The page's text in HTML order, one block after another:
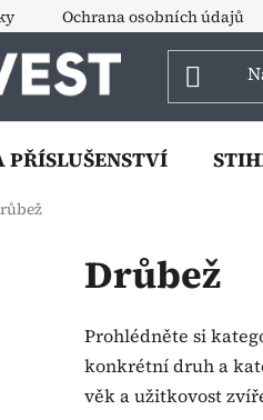
Ochrana osobních údajů
Drůbež
Prohlédněte si
konkrétní druh a
věk a užitkovost